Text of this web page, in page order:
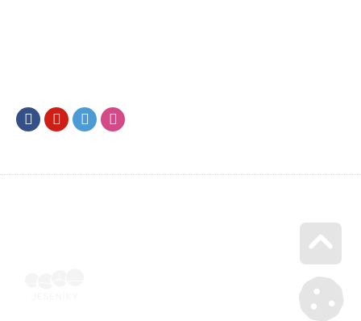
FacebookYoutubeTwitter
Go